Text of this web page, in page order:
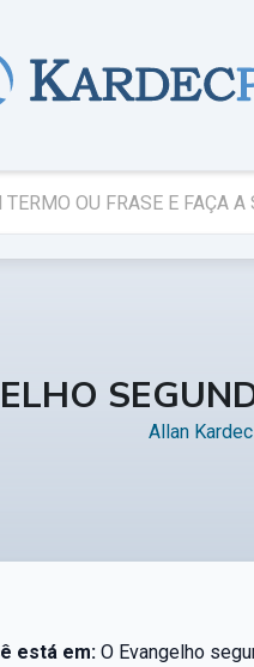
Allan Kardec
está em:O Evangelho